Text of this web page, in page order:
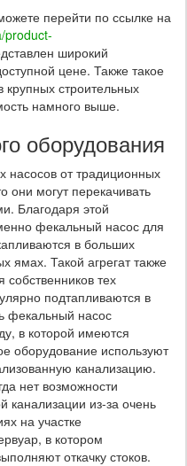
перейти по ссылке на
product-
широкий
цене. Также такое
строительных
намного выше.
оборудования
от традиционных
они могут перекачивать
Благодаря этой
фекальный насос для
в больших
ямах. Такой агрегат также
тех
подтапливаются в
фекальный насос
в которой имеются
оборудование используют
канализацию.
нет возможности
канализации из-за очень
на участке
в котором
откачку стоков.